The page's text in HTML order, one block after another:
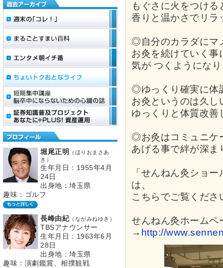
堀尾正明
（ほりおまさあ
き）
生年月日：1955年4月
24日
出身地：埼玉県
趣味：ゴルフ
長峰由紀（ながみねゆき）
TBSアナウンサー
生年月日：1963年6月
28日
出身地：埼玉県
趣味：演劇鑑賞、相撲観戦
もぐさに火をつけ
香りと温かさでリラ
◎自分のカラダにマ
お灸を続けていく事
気が つくようにな
◎ゆっくり確実に体
お灸というのは久し
ゆっくりと体質改善
◎お灸はコミュニケ
あげる事で絆が深ま
「せんねん灸ショ
は、
こちらでご覧くださ
せんねん灸ホームペ
→ http://